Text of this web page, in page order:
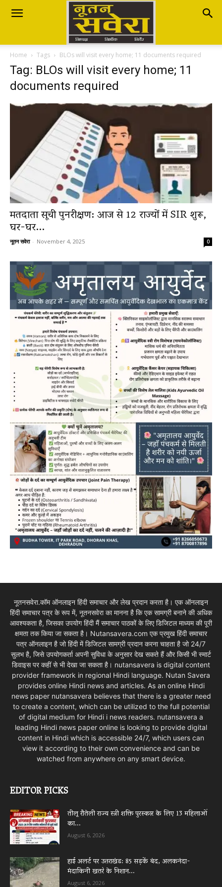
Nutan
Savera
Breaking
Home Tags BLOs will visit every home; 11 documents required
Tag: BLOs will visit every home; 11
documents required
मतदाता सूची पुनरीक्षण: आज से 12 राज्यों में SIR शुरू,
घर-घर...
नूतन सवेरा - November 4, 2025 0
नूतनसवेरा.कॉम ऑनलाइन हिंदी समाचार और लेख प्रदान करता है। एक ऑनलाइन
हिंदी समाचार पत्र के रूप में, नूतनसवेरा का मानना है कि एक सामग्री बनाने की अधिक
आवश्यकता है, जिसका उपयोग हिंदी मैं समाचार पाठकों के लिए डिजिटल माध्यम की पूरी
क्षमता तक किया जा सकता है। Nutansavera.com एक प्रमुख हिंदी समाचार
पत्र ऑनलाइन है जो हिंदी में डिजिटल सामग्री प्रदान करना चाहता है जो 24/7
सुलभ है, जिसे उपयोगकर्ता अपनी सुविधा के अनुसार देख सकते हैं और किसी भी स्मार्ट
डिवाइस पर कहीं से भी देखा जा सकता है। nutansavera is digital content
provider framework in regional Hindi language. Nutan Savera
provides online Hindi news and articles. As an online Hindi
news paper nutansavera believes that there is a greater need
to create a content, which can be utilized to the full potential
of digital medium for Hindi i news readers. nutansavera a
leading Hindi news paper online is looking to provide digital
content in Hindi which is accessible 24/7, which users can
view it according to their own convenience and can be
watched from anywhere on any smart device.
EDITOR PICKS
तीलू रौतेली राज्य स्त्री शक्ति पुरस्कार के लिए 13 महिलाओं
का...
August 6, 2026
हाई अलर्ट पर उत्तराखंड: 85 सड़कें बंद, अलकनंदा-
मंदाकिनी खतरे के निशान...
August 6, 2026